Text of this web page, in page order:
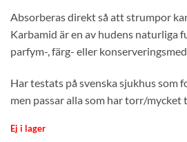
Absorberas direkt så att strumpor
Karbamid är en av hudens naturliga
parfym-, färg- eller
Har testats på svenska sjukhus som
men passar alla som har torr/mycket
Ej i lager